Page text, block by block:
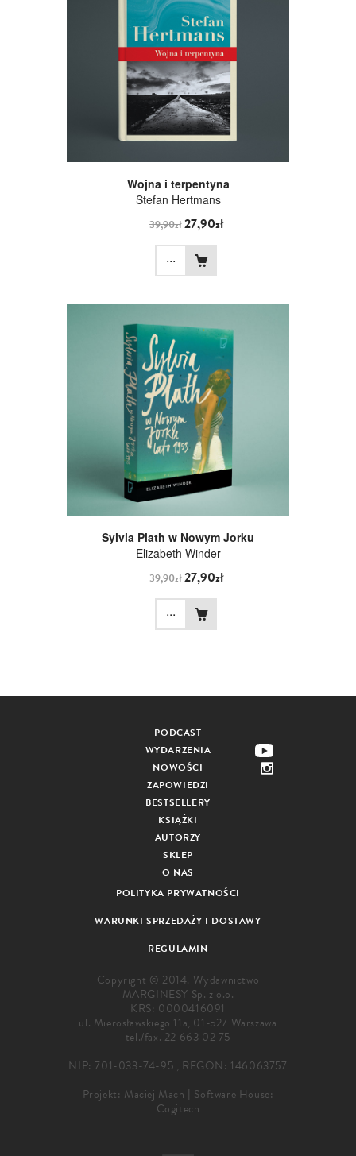
Wojna i terpentyna
Stefan Hertmans
39,90zł27,90zł
...
Sylvia Plath w Nowym Jorku
Elizabeth Winder
39,90zł27,90zł
...
PODCAST
WYDARZENIA
NOWOŚCI
ZAPOWIEDZI
BESTSELLERY
KSIĄŻKI
AUTORZY
SKLEP
O NAS
POLITYKA PRYWATNOŚCI
WARUNKI SPRZEDAŻY I DOSTAWY
REGULAMIN
Copyright © 2014. Wydawnictwo
MARGINESY Sp. z o.o.
KRS: 0000416091
ul. Mierosławskiego 11a, 01-527 Warszawa
tel./fax. 22 663 02 75
NIP: 701-033-74-95 , REGON: 146063757
Projekt: Maciej Mach | Software House:
Cogitech